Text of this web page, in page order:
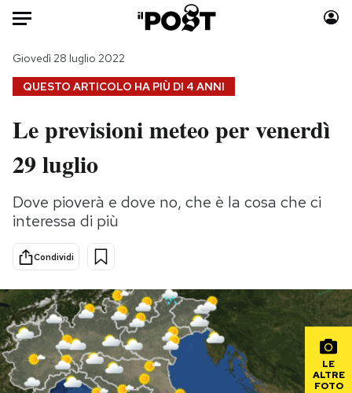
HOME
Italia
Politica
Tecnologia
Internet
Scienza
Cultura
Economia
Sport
Moda
Storie/Idee
Altrecose
Mondiali calcio 2026
PODCAST
QUESTO ARTICOLO HA PIÙ DI 4 ANNI
Giovedì 28 luglio 2022
Le previsioni meteo per venerdì
29 luglio
Dove pioverà e dove no, che è la cosa che ci
interessa di più
Condividi
LE
ALTRE
FOTO